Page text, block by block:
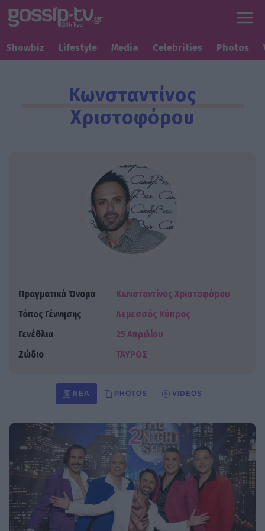
Showbiz Lifestyle Media Celebrities Photos
Κωνσταντίνος
Χριστοφόρου
Πραγματικό Όνομα
Κωνσταντίνος Χριστοφόρου
Τόπος Γέννησης
Λεμεσσός Κύπρος
Γενέθλια
25 Απριλίου
Ζώδιο
ΤΑΥΡΟΣ
ΝΈΑ PHOTOS VIDEOS